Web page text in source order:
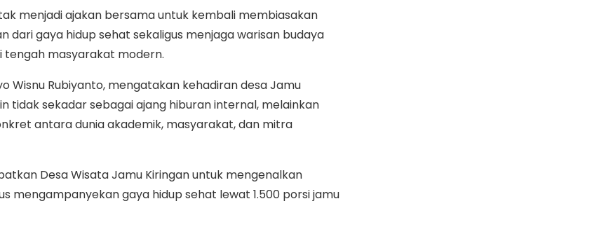
menjadi ajakan bersama untuk kembali membiasakan
dari gaya hidup sehat sekaligus menjaga warisan budaya
tengah masyarakat modern.
Wisnu Rubiyanto, mengatakan kehadiran desa Jamu
tidak sekadar sebagai ajang hiburan internal, melainkan
antara dunia akademik, masyarakat, dan mitra
Desa Wisata Jamu Kiringan untuk mengenalkan
mengampanyekan gaya hidup sehat lewat 1.500 porsi jamu